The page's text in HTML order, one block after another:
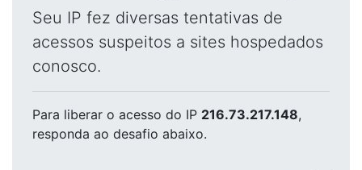
Seu IP fez diversas tentativas de
acessos suspeitos a sites hospedados
conosco.
Para liberar o acesso do IP 216.73.217.148,
responda ao desafio abaixo.